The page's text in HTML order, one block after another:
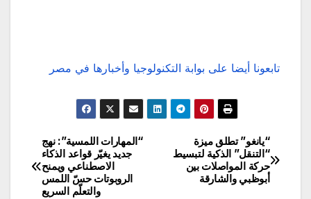
تابعونا أيضا على بوابة التكنولوجيا وأخبارها في مصر
تصفّح
المقالات
“المهارات اللمسية”: نهج
جديد يغيّر قواعد الذكاء
الاصطناعي ويمنح
الروبوتات حسّ اللمس
والتعلّم السريع
“يانغو” تطلق ميزة
“التنقل” الذكية لتبسيط
حركة المواصلات بين
أبوظبي والشارقة